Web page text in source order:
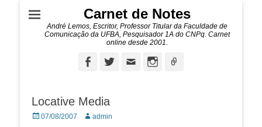
Carnet de Notes
André Lemos, Escritor, Professor Titular da Faculdade de
Comunicação da UFBA, Pesquisador 1A do CNPq. Carnet
online desde 2001.
FacebookTwitterEmail Instagram
Locative Media
Posted
07/08/2007 Autor:admin